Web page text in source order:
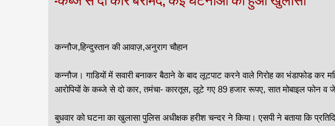
कन्नौज,हिन्दुस्तान की आवाज़,अनुराग चौहान
कन्नौज। गाडियों में सवारी बनाकर बैठाने के बाद लूटपाट करने वाले गिरोह का भंडाफोड कर
आरोपियों के कब्जे से दो कार, तमंचा- कारतूस, लूटे गए 89 हजार रूपए, सात मोबाइल फोन व
बुधवार को घटना का खुलासा पुलिस अधीक्षक हरीश चन्दर ने किया। एसपी ने बताया कि